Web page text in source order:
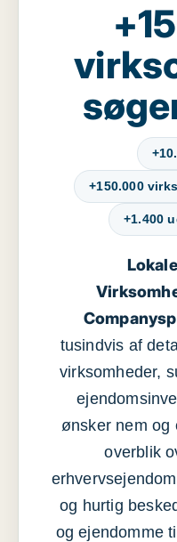
+150.000
+1.400
tusindvis af
virksomheder,
ønsker nem og
overblik
og hurtig
og ejendomme